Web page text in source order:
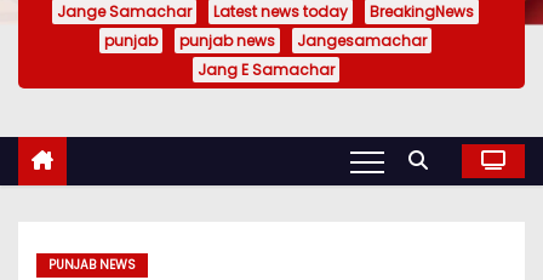
Jange Samachar Latest news today
BreakingNews
punjab
punjab news
Jangesamachar
Jang E Samachar
PUNJAB NEWS